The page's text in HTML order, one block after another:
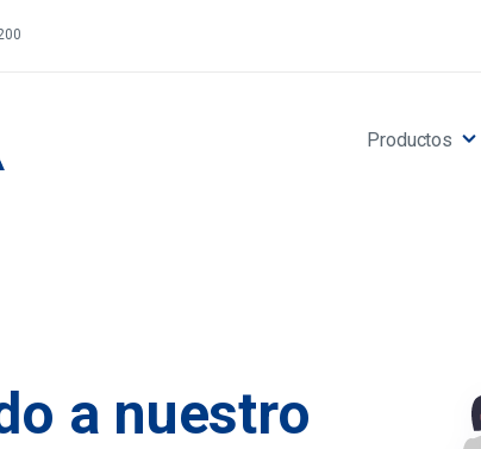
Productos
a nuestro